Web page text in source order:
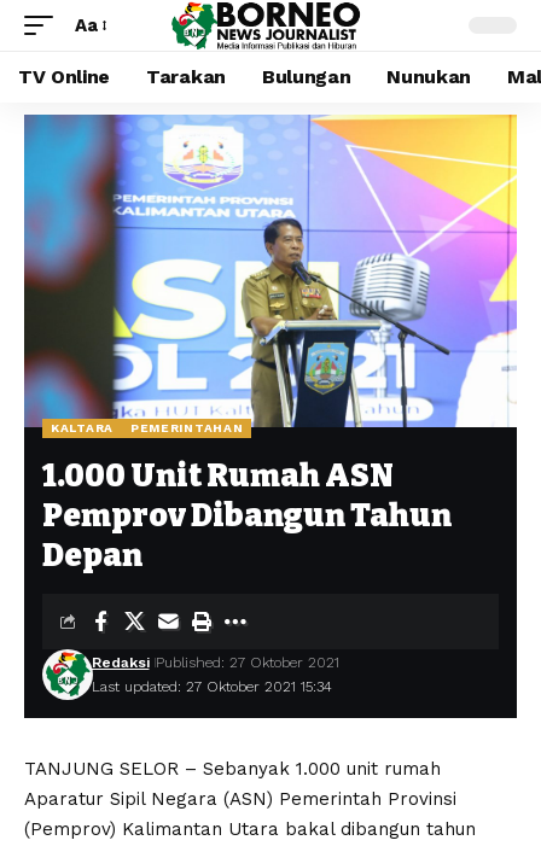
Aa
TV Online Tarakan Bulungan Nunukan
KALTARA PEMERINTAHAN
1.000 Unit Rumah ASN
Pemprov Dibangun Tahun
Depan
Last updated: 27 Oktober 2021 15:34
Redaksi Published: 27 Oktober 2021
TANJUNG SELOR – Sebanyak 1.000 unit rumah
Aparatur Sipil Negara (ASN) Pemerintah Provinsi
(Pemprov) Kalimantan Utara bakal dibangun tahun